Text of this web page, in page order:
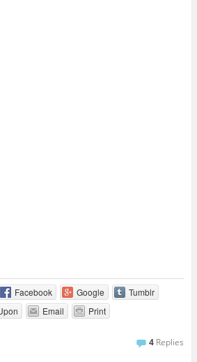
Facebook Google
Tumblr
Email Print
4 Replies